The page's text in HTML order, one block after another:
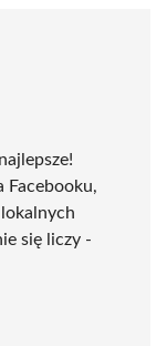
Facebooku,
się liczy -